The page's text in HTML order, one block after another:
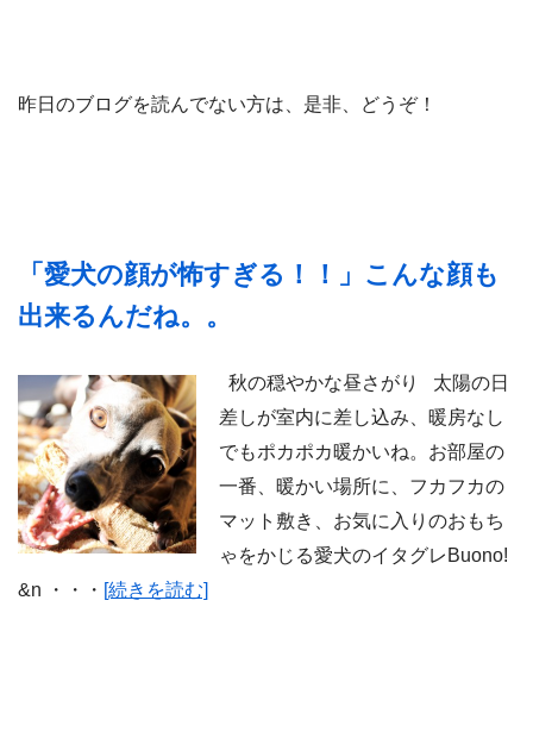
昨日のブログを読んでない方は、是非、どうぞ！
「愛犬の顔が怖すぎる！！」こんな顔も
出来るんだね。。
秋の穏やかな昼さがり 太陽の日
差しが室内に差し込み、暖房なし
でもポカポカ暖かいね。お部屋の
一番、暖かい場所に、フカフカの
マット敷き、お気に入りのおもち
ゃをかじる愛犬のイタグレBuono!
&n ・・・ [続きを読む]